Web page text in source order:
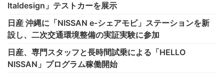
Italdesign」テストカーを展示
日産 沖縄に「NISSAN e-シェアモビ」ステーションを新
設し、二次交通環境整備の実証実験に参加
日産、専門スタッフと長時間試乗による「HELLO
NISSAN」プログラム稼働開始